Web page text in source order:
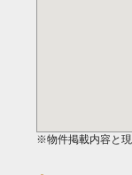
※物件掲載内容と現